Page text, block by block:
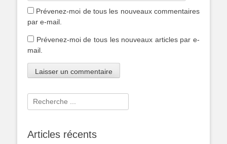
Prévenez-moi de tous les nouveaux commentaires
par e-mail.
Prévenez-moi de tous les nouveaux articles par e-
mail.
Rechercher :
Articles récents